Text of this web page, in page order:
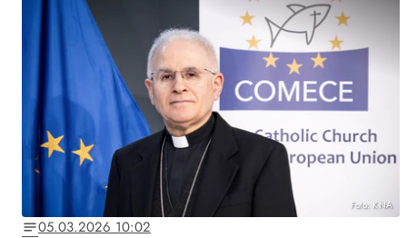
Foto: KNA
notes05.03.2026 10:02